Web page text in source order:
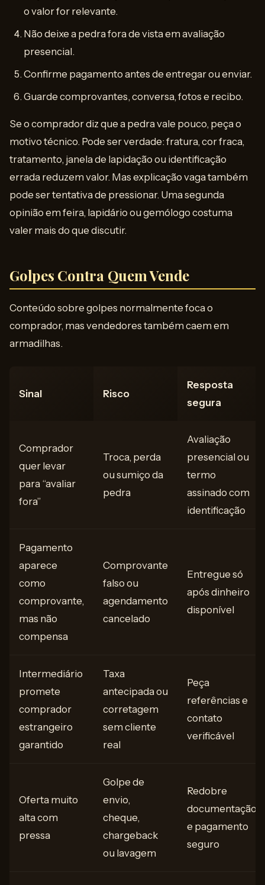
o valor for relevante.
Não deixe a pedra fora de vista em avaliação
presencial.
Confirme pagamento antes de entregar ou enviar.
Guarde comprovantes, conversa, fotos e recibo.
Se o comprador diz que a pedra vale pouco, peça o
motivo técnico. Pode ser verdade: fratura, cor fraca,
tratamento, janela de lapidação ou identificação
errada reduzem valor. Mas explicação vaga também
pode ser tentativa de pressionar. Uma segunda
opinião em feira, lapidário ou gemólogo costuma
valer mais do que discutir.
Golpes Contra Quem Vende
Conteúdo sobre golpes normalmente foca o
comprador, mas vendedores também caem em
armadilhas.
Sinal Risco
Resposta
segura
Comprador
quer levar
para “avaliar
fora”
Troca, perda
ou sumiço da
pedra
Avaliação
presencial ou
termo
assinado com
identificação
Pagamento
aparece
como
comprovante,
mas não
compensa
Comprovante
falso ou
agendamento
cancelado
Entregue só
após dinheiro
disponível
Intermediário
promete
comprador
estrangeiro
garantido
Taxa
antecipada ou
corretagem
sem cliente
real
Peça
referências e
contato
verificável
Oferta muito
alta com
pressa
Golpe de
envio,
cheque,
chargeback
ou lavagem
Redobre
documentação
e pagamento
seguro